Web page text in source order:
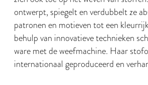
ontwerpt, spiegelt en verdubbelt ze
patronen en motieven tot een
behulp van innovatieve technieken
ware met de weefmachine. Haar
internationaal geproduceerd en